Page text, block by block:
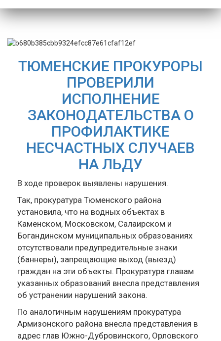
ТЮМЕНСКИЕ ПРОКУРОРЫ
ПРОВЕРИЛИ
ИСПОЛНЕНИЕ
ЗАКОНОДАТЕЛЬСТВА О
ПРОФИЛАКТИКЕ
НЕСЧАСТНЫХ СЛУЧАЕВ
НА ЛЬДУ
В ходе проверок выявлены нарушения.
Так, прокуратура Тюменского района
установила, что на водных объектах в
Каменском, Московском, Салаирском и
Богандинском муниципальных образованиях
отсутствовали предупредительные знаки
(баннеры), запрещающие выход (выезд)
граждан на эти объекты. Прокуратура главам
указанных образований внесла представления
об устранении нарушений закона.
По аналогичным нарушениям прокуратура
Армизонского района внесла представления в
адрес глав Южно-Дубровинского, Орловского